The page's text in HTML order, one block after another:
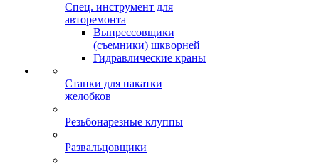
Спец. инструмент для
авторемонта
Выпрессовщики
(съемники) шкворней
Гидравлические краны
Станки для накатки
желобков
Резьбонарезные клуппы
Развальцовщики